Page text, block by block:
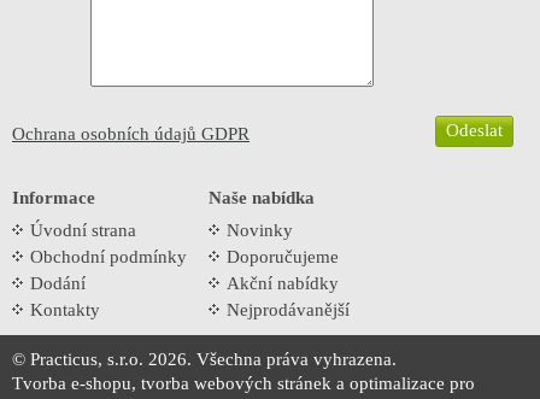
Ochrana osobních údajů GDPR
Informace
Úvodní strana
Obchodní podmínky
Dodání
Kontakty
Naše nabídka
Novinky
Doporučujeme
Akční nabídky
Nejprodávanější
© Practicus, s.r.o. 2026. Všechna práva vyhrazena.
Tvorba e-shopu, tvorba webových stránek a optimalizace pro